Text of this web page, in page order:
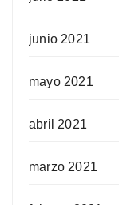
junio 2021
mayo 2021
abril 2021
marzo 2021